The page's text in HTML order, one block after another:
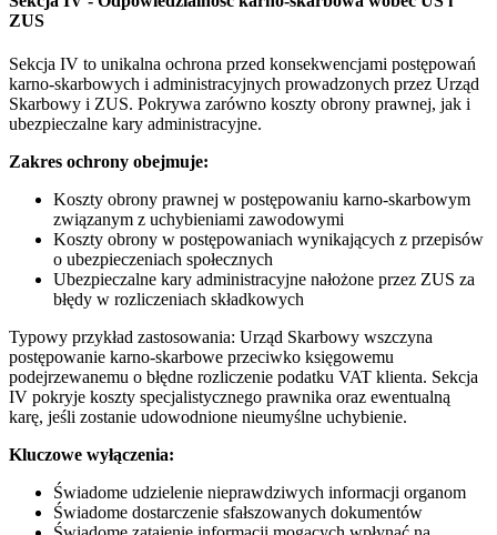
ZUS
Sekcja IV to unikalna ochrona przed konsekwencjami postępowań
karno-skarbowych i administracyjnych prowadzonych przez Urząd
Skarbowy i ZUS. Pokrywa zarówno koszty obrony prawnej, jak i
ubezpieczalne kary administracyjne.
Zakres ochrony obejmuje:
Koszty obrony prawnej w postępowaniu karno-skarbowym
związanym z uchybieniami zawodowymi
Koszty obrony w postępowaniach wynikających z przepisów
o ubezpieczeniach społecznych
Ubezpieczalne kary administracyjne nałożone przez ZUS za
błędy w rozliczeniach składkowych
Typowy przykład zastosowania: Urząd Skarbowy wszczyna
postępowanie karno-skarbowe przeciwko księgowemu
podejrzewanemu o błędne rozliczenie podatku VAT klienta. Sekcja
IV pokryje koszty specjalistycznego prawnika oraz ewentualną
karę, jeśli zostanie udowodnione nieumyślne uchybienie.
Kluczowe wyłączenia:
Świadome udzielenie nieprawdziwych informacji organom
Świadome dostarczenie sfałszowanych dokumentów